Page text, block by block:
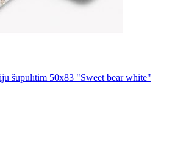
šūpulītim 50x83 "Sweet bear white"